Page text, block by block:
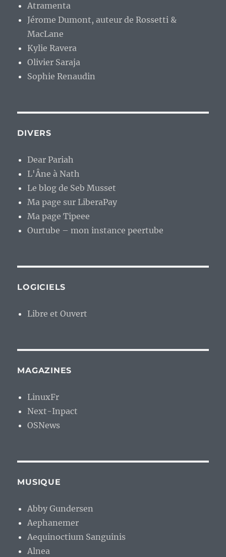
Atramenta
Jérome Dumont, auteur de Rossetti &
MacLane
Kylie Ravera
Olivier Saraja
Sophie Renaudin
DIVERS
Dear Pariah
L'Âne à Nath
Le blog de Seb Musset
Ma page sur LiberaPay
Ma page Tipeee
Ourtube – mon instance peertube
LOGICIELS
Libre et Ouvert
MAGAZINES
LinuxFr
Next-Inpact
OSNews
MUSIQUE
Abby Gundersen
Aephanemer
Aequinoctium Sanguinis
Alnea